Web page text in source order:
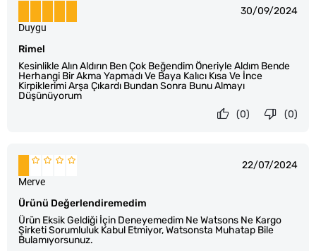
30/09/2024
Rimel
Kesinlikle Alın Aldırın Ben Çok Beğendim Öneriyle Aldım Bende
Herhangi Bir Akma Yapmadı Ve Baya Kalıcı Kısa Ve İnce
Kirpiklerimi Arşa Çıkardı Bundan Sonra Bunu Almayı
Düşünüyorum
Duygu
(0)
(0)
22/07/2024
Ürünü Değerlendiremedim
Ürün Eksik Geldiği İçin Deneyemedim Ne Watsons Ne Kargo
Şirketi Sorumluluk Kabul Etmiyor, Watsonsta Muhatap Bile
Bulamıyorsunuz.
Merve